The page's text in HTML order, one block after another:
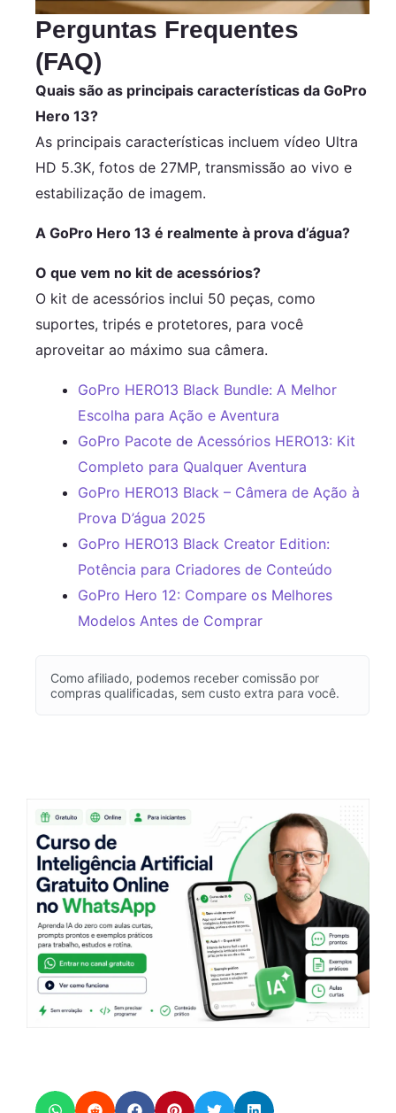
Perguntas Frequentes
(FAQ)
Quais são as principais características da GoPro
Hero 13?
As principais características incluem vídeo Ultra
HD 5.3K, fotos de 27MP, transmissão ao vivo e
estabilização de imagem.
A GoPro Hero 13 é realmente à prova d’água?
O que vem no kit de acessórios?
O kit de acessórios inclui 50 peças, como
suportes, tripés e protetores, para você
aproveitar ao máximo sua câmera.
GoPro HERO13 Black Bundle: A Melhor
Escolha para Ação e Aventura
GoPro Pacote de Acessórios HERO13: Kit
Completo para Qualquer Aventura
GoPro HERO13 Black – Câmera de Ação à
Prova D’água 2025
GoPro HERO13 Black Creator Edition:
Potência para Criadores de Conteúdo
GoPro Hero 12: Compare os Melhores
Modelos Antes de Comprar
Como afiliado, podemos receber comissão por
compras qualificadas, sem custo extra para você.